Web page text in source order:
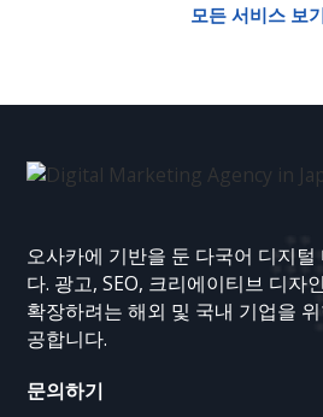
모든 서비스 보
오사카에 기반을 둔 다국어 디지
다. 광고, SEO, 크리에이티브 디자
확장하려는 해외 및 국내 기업을
공합니다.
문의하기